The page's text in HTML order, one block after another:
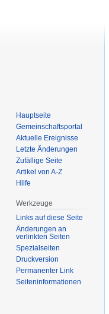
Hauptseite
Gemeinschafts­portal
Aktuelle Ereignisse
Letzte Änderungen
Zufällige Seite
Artikel von A-Z
Hilfe
Werkzeuge
Links auf diese Seite
Änderungen an
verlinkten Seiten
Spezialseiten
Druckversion
Permanenter Link
Seiten­­informationen